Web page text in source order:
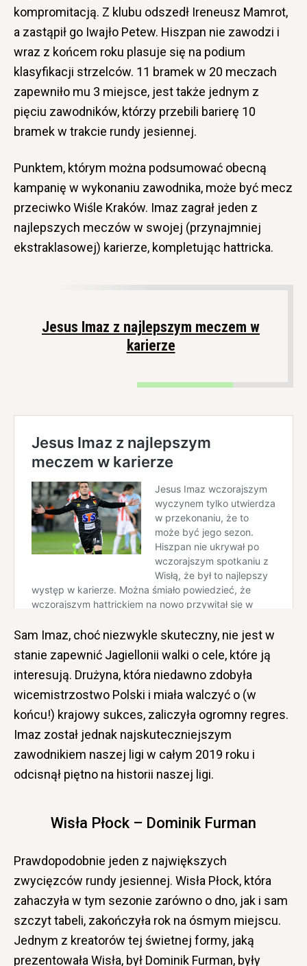
kompromitacją. Z klubu odszedł Ireneusz Mamrot,
a zastąpił go Iwajło Petew. Hiszpan nie zawodzi i
wraz z końcem roku plasuje się na podium
klasyfikacji strzelców. 11 bramek w 20 meczach
zapewniło mu 3 miejsce, jest także jednym z
pięciu zawodników, którzy przebili barierę 10
bramek w trakcie rundy jesiennej.
Punktem, którym można podsumować obecną
kampanię w wykonaniu zawodnika, może być mecz
przeciwko Wiśle Kraków. Imaz zagrał jeden z
najlepszych meczów w swojej (przynajmniej
ekstraklasowej) karierze, kompletując hattricka.
Jesus Imaz z najlepszym meczem w
karierze
Sam Imaz, choć niezwykle skuteczny, nie jest w
stanie zapewnić Jagiellonii walki o cele, które ją
interesują. Drużyna, która niedawno zdobyła
wicemistrzostwo Polski i miała walczyć o (w
końcu!) krajowy sukces, zaliczyła ogromny regres.
Imaz został jednak najskuteczniejszym
zawodnikiem naszej ligi w całym 2019 roku i
odcisnął piętno na historii naszej ligi.
Wisła Płock – Dominik Furman
Prawdopodobnie jeden z największych
zwycięzców rundy jesiennej. Wisła Płock, która
zahaczyła w tym sezonie zarówno o dno, jak i sam
szczyt tabeli, zakończyła rok na ósmym miejscu.
Jednym z kreatorów tej świetnej formy, jaką
prezentowała Wisła, był Dominik Furman, były